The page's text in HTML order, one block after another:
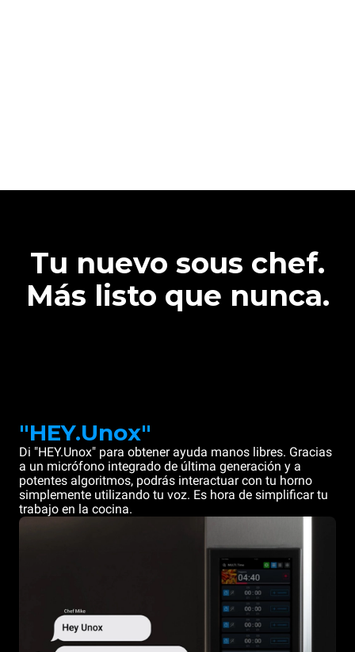
Tu nuevo sous chef.
Más listo que nunca.
"HEY.Unox"
Di "HEY.Unox" para obtener ayuda manos libres. Gracias
a un micrófono integrado de última generación y a
potentes algoritmos, podrás interactuar con tu horno
simplemente utilizando tu voz. Es hora de simplificar tu
trabajo en la cocina.